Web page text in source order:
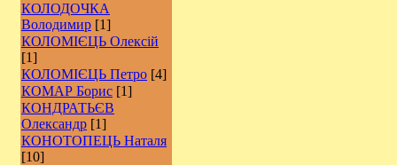
КОЛОДОЧКА
Володимир [1]
КОЛОМІЄЦЬ Олексій
[1]
КОЛОМІЄЦЬ Петро [4]
КОМАР Борис [1]
КОНДРАТЬЄВ
Олександр [1]
КОНОТОПЕЦЬ Наталя
[10]